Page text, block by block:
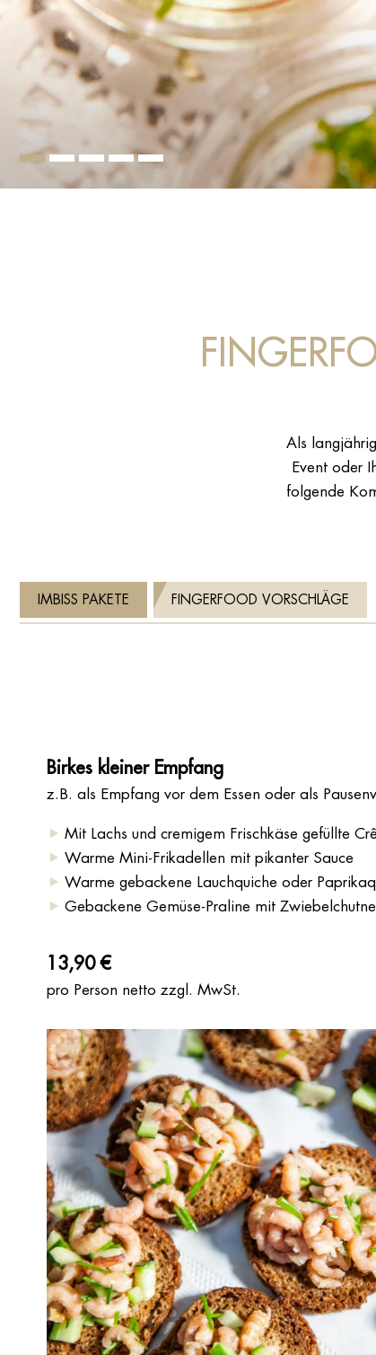
Als
Event oder
folgende
IMBISS PAKETE FINGERFOOD VORSCHLÄGE
Birkes kleiner Empfang
z.B. als Empfang vor dem Essen oder als
Mit Lachs und cremigem Frischkäse gefüllte
Warme Mini-Frikadellen mit pikanter Sauce
Warme gebackene Lauchquiche oder
Gebackene Gemüse-Praline mit
13,90 €
pro Person netto zzgl. MwSt.